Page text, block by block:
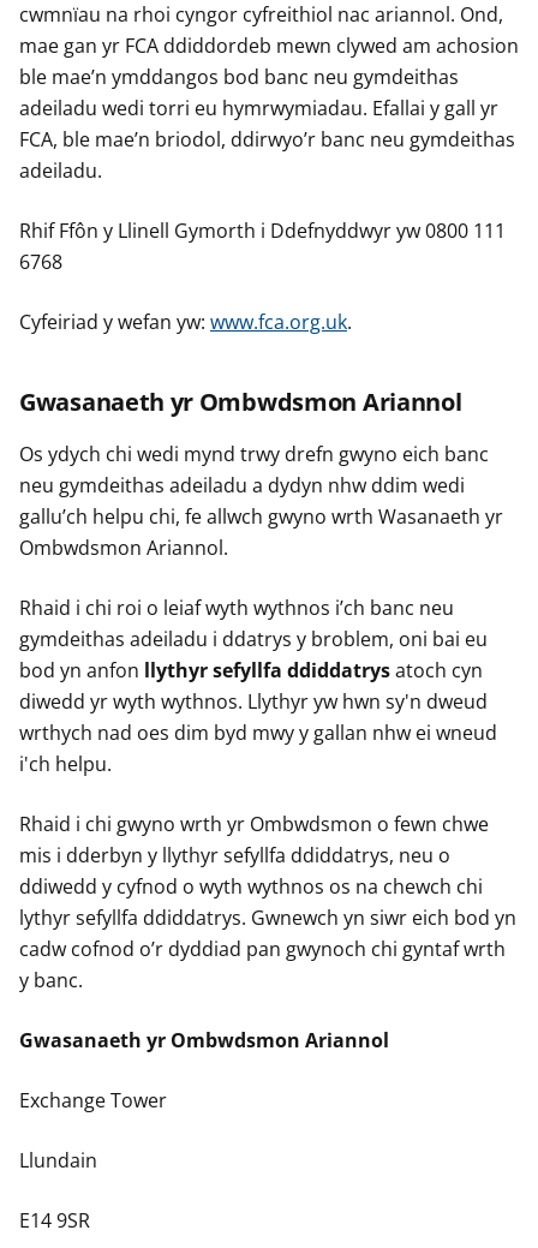
cwmnïau na rhoi cyngor cyfreithiol nac ariannol. Ond,
mae gan yr FCA ddiddordeb mewn clywed am achosion
ble mae’n ymddangos bod banc neu gymdeithas
adeiladu wedi torri eu hymrwymiadau. Efallai y gall yr
FCA, ble mae’n briodol, ddirwyo’r banc neu gymdeithas
adeiladu.
Rhif Ffôn y Llinell Gymorth i Ddefnyddwyr yw 0800 111
6768
Cyfeiriad y wefan yw: www.fca.org.uk.
Gwasanaeth yr Ombwdsmon Ariannol
Os ydych chi wedi mynd trwy drefn gwyno eich banc
neu gymdeithas adeiladu a dydyn nhw ddim wedi
gallu’ch helpu chi, fe allwch gwyno wrth Wasanaeth yr
Ombwdsmon Ariannol.
Rhaid i chi roi o leiaf wyth wythnos i’ch banc neu
gymdeithas adeiladu i ddatrys y broblem, oni bai eu
bod yn anfon llythyr sefyllfa ddiddatrysatoch cyn
diwedd yr wyth wythnos. Llythyr yw hwn sy'n dweud
wrthych nad oes dim byd mwy y gallan nhw ei wneud
i'ch helpu.
Rhaid i chi gwyno wrth yr Ombwdsmon o fewn chwe
mis i dderbyn y llythyr sefyllfa ddiddatrys, neu o
ddiwedd y cyfnod o wyth wythnos os na chewch chi
lythyr sefyllfa ddiddatrys. Gwnewch yn siwr eich bod yn
cadw cofnod o’r dyddiad pan gwynoch chi gyntaf wrth
y banc.
Gwasanaeth yr Ombwdsmon Ariannol
Exchange Tower
Llundain
E14 9SR